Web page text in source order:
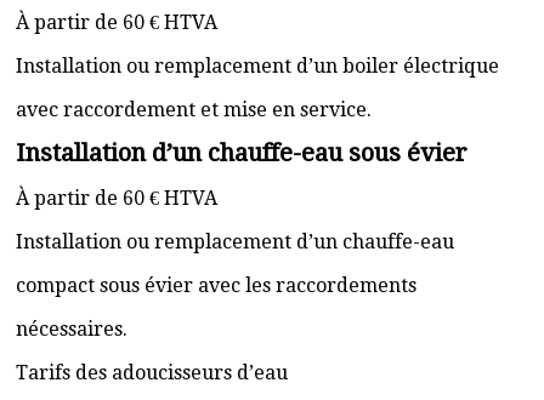
À partir de 60 € HTVA
Installation ou remplacement d’un boiler électrique
avec raccordement et mise en service.
Installation d’un chauffe-eau sous évier
À partir de 60 € HTVA
Installation ou remplacement d’un chauffe-eau
compact sous évier avec les raccordements
nécessaires.
Tarifs des adoucisseurs d’eau